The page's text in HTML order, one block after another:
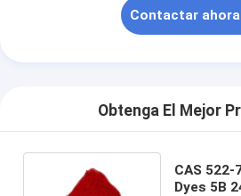
Contactar ahora
Obtenga El Mejor
CAS 522-
Dyes 5B